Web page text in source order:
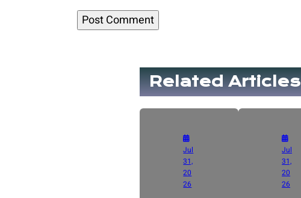
Related Articles
Jul
31,
20
26
Jul
31,
20
26